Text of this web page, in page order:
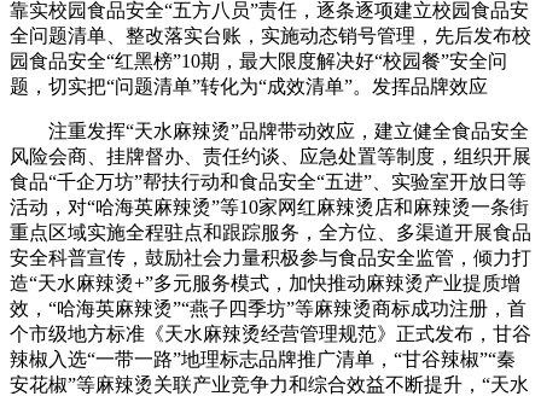
靠实校园食品安全“五方八员”责任，逐条逐项建立校园食品安
全问题清单、整改落实台账，实施动态销号管理，先后发布校
园食品安全“红黑榜”10期，最大限度解决好“校园餐”安全问
题，切实把“问题清单”转化为“成效清单”。发挥品牌效应
注重发挥“天水麻辣烫”品牌带动效应，建立健全食品安全
风险会商、挂牌督办、责任约谈、应急处置等制度，组织开展
食品“千企万坊”帮扶行动和食品安全“五进”、实验室开放日等
活动，对“哈海英麻辣烫”等10家网红麻辣烫店和麻辣烫一条街
重点区域实施全程驻点和跟踪服务，全方位、多渠道开展食品
安全科普宣传，鼓励社会力量积极参与食品安全监管，倾力打
造“天水麻辣烫+”多元服务模式，加快推动麻辣烫产业提质增
效，“哈海英麻辣烫”“燕子四季坊”等麻辣烫商标成功注册，首
个市级地方标准《天水麻辣烫经营管理规范》正式发布，甘谷
辣椒入选“一带一路”地理标志品牌推广清单，“甘谷辣椒”“秦
安花椒”等麻辣烫关联产业竞争力和综合效益不断提升，“天水